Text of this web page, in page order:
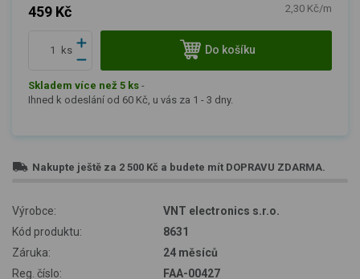
459 Kč
2,30 Kč/m
ks Do košíku
Skladem více než 5 ks -
Ihned k odeslání od 60 Kč, u vás za 1 - 3 dny.
Nakupte ještě za 2 500 Kč a budete mít DOPRAVU ZDARMA.
Výrobce:
VNT electronics s.r.o.
Kód produktu:
8631
Záruka:
24 měsíců
Reg. číslo:
FAA-00427